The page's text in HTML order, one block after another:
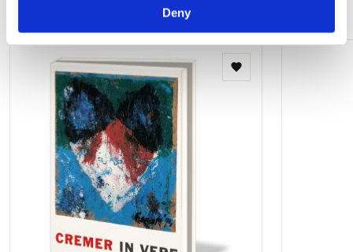
Deny
Meer van impressionisme
Toevoegen